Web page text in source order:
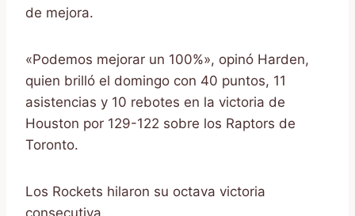
de mejora.
«Podemos mejorar un 100%», opinó Harden,
quien brilló el domingo con 40 puntos, 11
asistencias y 10 rebotes en la victoria de
Houston por 129-122 sobre los Raptors de
Toronto.
Los Rockets hilaron su octava victoria
consecutiva.